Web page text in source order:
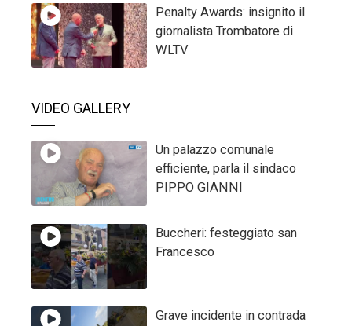
Penalty Awards: insignito il
giornalista Trombatore di
WLTV
VIDEO GALLERY
Un palazzo comunale
efficiente, parla il sindaco
PIPPO GIANNI
Buccheri: festeggiato san
Francesco
Grave incidente in contrada